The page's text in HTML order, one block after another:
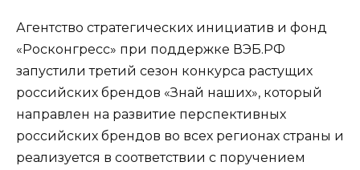
Агентство стратегических инициатив и фонд
«Росконгресс» при поддержке ВЭБ.РФ
запустили третий сезон конкурса растущих
российских брендов «Знай наших», который
направлен на развитие перспективных
российских брендов во всех регионах страны и
реализуется в соответствии с поручением